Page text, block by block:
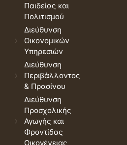
Παιδείας και
Πολιτισμού
Διεύθυνση
Οικονομικών
Υπηρεσιών
Διεύθυνση
Περιβάλλοντος
& Πρασίνου
Διεύθυνση
Προσχολικής
Αγωγής και
Φροντίδας
Οικογένειας